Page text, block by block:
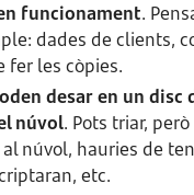
funcionament.
dades de clients,
fer les còpies.
desar en un
núvol. Pots triar,
núvol, hauries de
etc.